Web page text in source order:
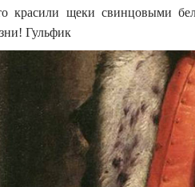
красили щеки свинцовыми
Гульфик